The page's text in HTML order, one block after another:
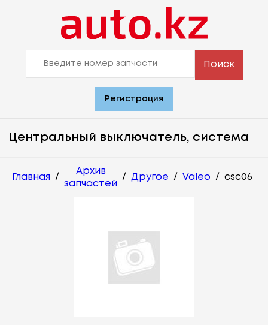
Поиск
Регистрация
Центральный выключатель, система
Главная /
Архив
запчастей
/ Другое / Valeo / csc06